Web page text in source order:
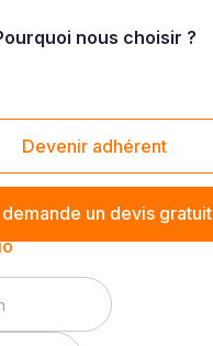
nous choisir ?
Devenir adhérent
un devis gratuit